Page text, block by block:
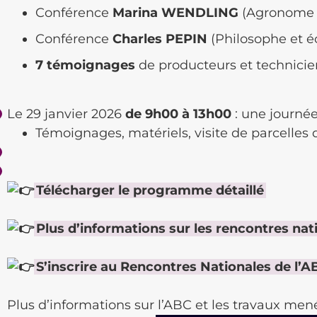
Conférence Marina WENDLING
Conférence Charles PEPIN (Philosophe et
7 témoignages de producteurs et
Le 29 janvier 2026 de 9h00 à 13h00 : une
Témoignages, matériels, visite de parcelles
Télécharger le programme détaillé
Plus d’informations sur les rencontres
S’inscrire au Rencontres Nationales de
Plus d’informations sur l’ABC et les travaux